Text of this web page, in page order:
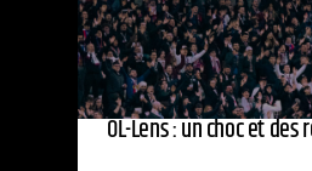
OL-Lens : un choc et